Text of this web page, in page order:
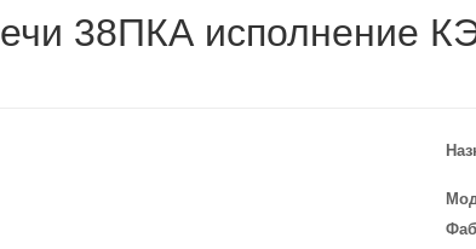
38ПКА исполнение